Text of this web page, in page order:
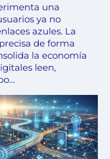
una
ya no
azules. La
de forma
la economía
leen,